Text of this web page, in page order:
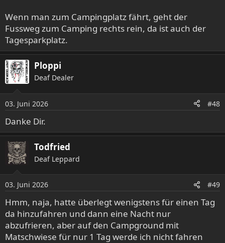
Wenn man zum Campingplatz fährt, geht der
Fussweg zum Camping rechts rein, da ist auch der
Tagesparkplatz.
Ploppi
Deaf Dealer
03. Juni 2026 #48
Danke Dir.
Todfried
Deaf Leppard
03. Juni 2026 #49
Hmm, naja, hatte überlegt wenigstens für einen Tag
da hinzufahren und dann eine Nacht nur
abzufrieren, aber auf den Campground mit
Matschwiese für nur 1 Tag werde ich nicht fahren